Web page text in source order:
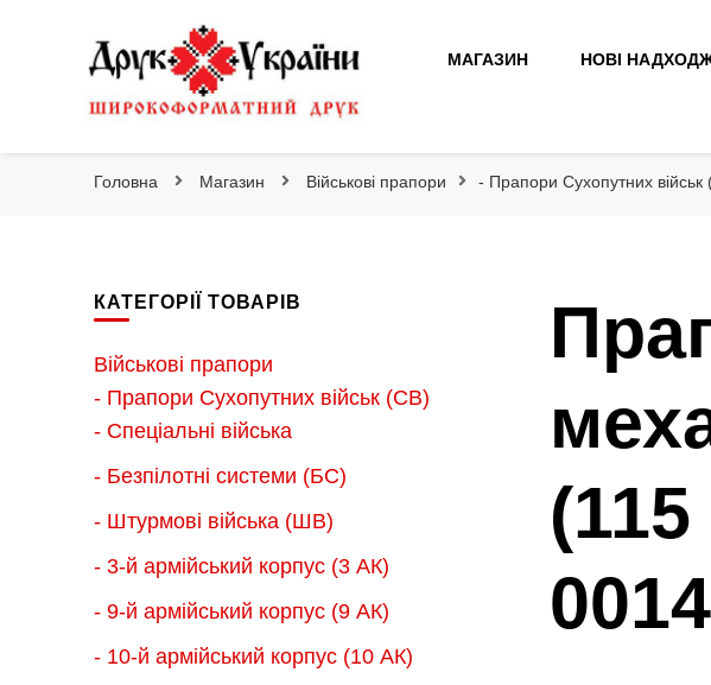
Друк України
МАГАЗИН НОВІ
Головна Магазин Військові прапори - Прапори Сухопутних військ
КАТЕГОРІЇ ТОВАРІВ
Військові прапори
- Прапори Сухопутних військ (СВ)
- Спеціальні війська
- Безпілотні системи (БС)
- Штурмові війська (ШВ)
- 3-й армійський корпус (3 АК)
- 9-й армійський корпус (9 АК)
- 10-й армійський корпус (10 АК)